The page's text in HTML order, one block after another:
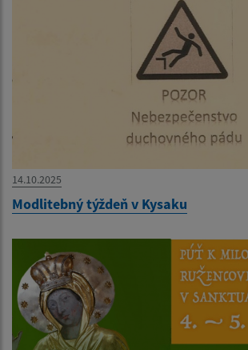
14.10.2025
Modlitebný týždeň v Kysaku